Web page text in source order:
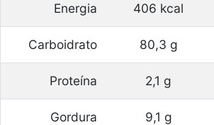
Energia 406 kcal
Carboidrato 80,3 g
Proteína 2,1 g
Gordura 9,1 g